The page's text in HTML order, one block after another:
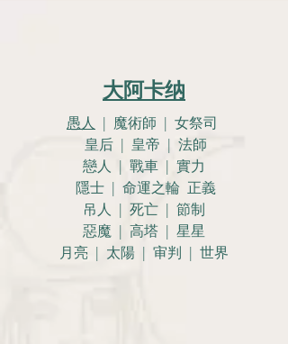
大阿卡纳
愚人 | 魔術師 | 女祭司
皇后 | 皇帝 | 法師
戀人 | 戰車 | 實力
隱士 | 命運之輪 正義
吊人 | 死亡 | 節制
惡魔 | 高塔 | 星星
月亮 | 太陽 | 审判 | 世界